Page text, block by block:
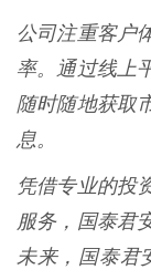
公司注重客户
率。通过线上
随时随地获取
息。
凭借专业的投
服务，国泰君
未来，国泰君